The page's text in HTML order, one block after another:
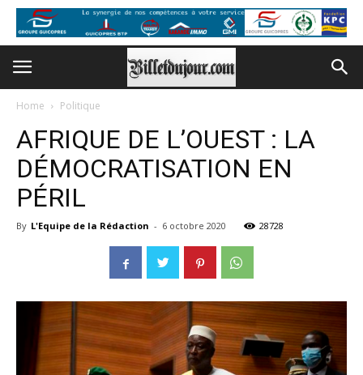
Home Politique
AFRIQUE DE L’OUEST : LA
DÉMOCRATISATION EN
PÉRIL
By L'Equipe de la Rédaction - 6 octobre 2020 28728